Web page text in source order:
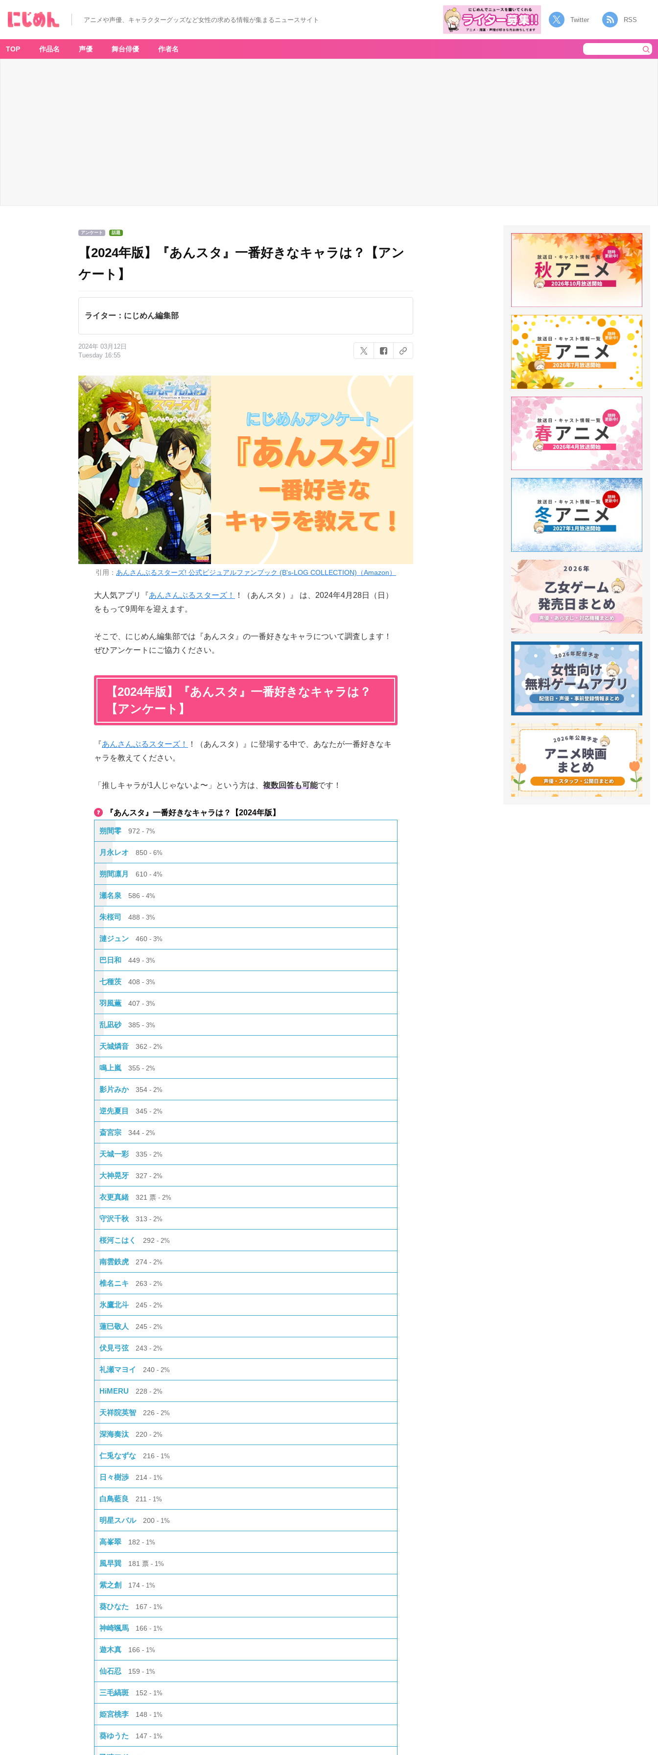
アニメや声優、キャラクターグッズなど女性の求める情報が集まるニュースサイト Twitter RSS
TOP 作品名 声優 舞台俳優 作者名
アンケート 話題
【2024年版】『あんスタ』一番好きなキャラは？【アン
ケート】
ライター：にじめん編集部
2024年 03月12日
Tuesday 16:55
引用： あんさんぶるスターズ! 公式ビジュアルファンブック (B's-LOG COLLECTION)（Amazon）
大人気アプリ『あんさんぶるスターズ！
！（あんスタ）』 は、2024年4月28日（日）
をもって9周年を迎えます。
そこで、にじめん編集部では『あんスタ』の一番好きなキャラについて調査します！
ぜひアンケートにご協力ください。
【2024年版】『あんスタ』一番好きなキャラは？
【アンケート】
『あんさんぶるスターズ！
！（あんスタ）』に登場する中で、あなたが一番好きなキ
ャラを教えてください。
「推しキャラが1人じゃないよ〜」という方は、 複数回答も可能です！
『あんスタ』一番好きなキャラは？【2024年版】
朔間零 972 7%
月永レオ 850 6%
朔間凛月 610 4%
瀬名泉 586 4%
朱桜司 488 3%
漣ジュン 460 3%
巴日和 449 3%
七種茨 408 3%
羽風薫 407 3%
乱凪砂 385 3%
天城燐音 362 2%
鳴上嵐 355 2%
影片みか 354 2%
逆先夏目 345 2%
斎宮宗 344 2%
天城一彩 335 2%
大神晃牙 327 2%
衣更真緒 321 票 2%
守沢千秋 313 2%
桜河こはく 292 2%
南雲鉄虎 274 2%
椎名ニキ 263 2%
氷鷹北斗 245 2%
蓮巳敬人 245 2%
伏見弓弦 243 2%
礼瀬マヨイ 240 2%
HiMERU 228 2%
天祥院英智 226 2%
深海奏汰 220 2%
仁兎なずな 216 1%
日々樹渉 214 1%
白鳥藍良 211 1%
明星スバル 200 1%
高峯翠 182 1%
風早巽 181 票 1%
紫之創 174 1%
葵ひなた 167 1%
神崎颯馬 166 1%
遊木真 166 1%
仙石忍 159 1%
三毛縞斑 152 1%
姫宮桃李 148 1%
葵ゆうた 147 1%